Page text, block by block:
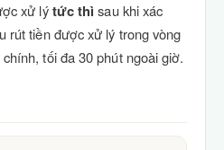
xử lýtức thì sau khi xác
rút tiền được xử lý trong vòng
tối đa 30 phút ngoài giờ.